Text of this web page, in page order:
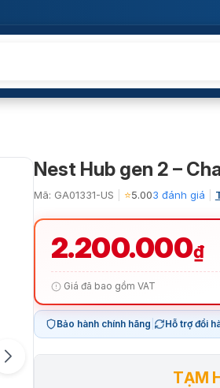
Nest Hub gen 2 –
Mã: GA01331-US ⭐5.003 đánh giá
2.200.000₫
Giá đã bao gồm VAT
Bảo hành chính hãng Hỗ trợ đổi
TẠM